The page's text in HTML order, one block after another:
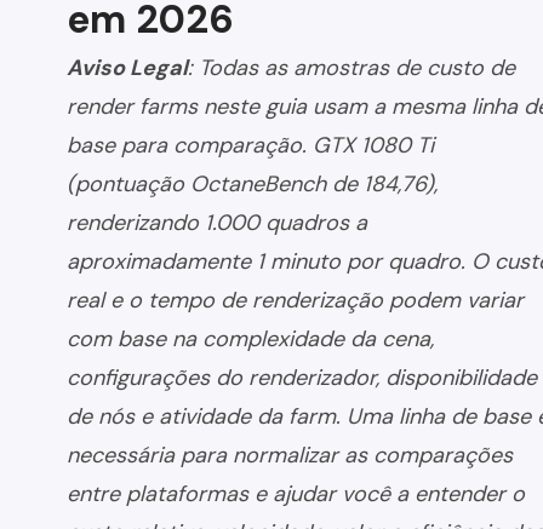
em 2026
Aviso Legal: Todas as amostras de custo de
render farms neste guia usam a mesma linha
base para comparação. GTX 1080 Ti
(pontuação OctaneBench de 184,76),
renderizando 1.000 quadros a
aproximadamente 1 minuto por quadro. O
real e o tempo de renderização podem variar
com base na complexidade da cena,
configurações do renderizador, disponibilidade
de nós e atividade da farm. Uma linha de base
necessária para normalizar as comparações
entre plataformas e ajudar você a entender o